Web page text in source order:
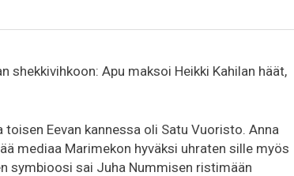
Apu maksoi Heikki Kahilan häät,
Eevan kannessa oli Satu Vuoristo. Anna
mediaa Marimekon hyväksi uhraten sille myös
symbioosi sai Juha Nummisen ristimään